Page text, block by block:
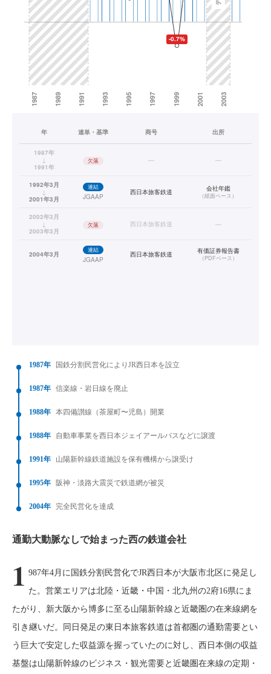
年 連単・基準 商号 出所
1987年
↓
1991年
欠落 — —
1992年3月
↓
2001年3月
連結
JGAAP
西日本旅客鉄道 会社年鑑
（紙面ベース）
2002年3月
↓
2003年3月
欠落 西日本旅客鉄道 —
2004年3月
連結
JGAAP
西日本旅客鉄道 有価証券報告書
（PDFベース）
1987年 国鉄分割民営化によりJR西日本を設立
1987年 信楽線・岩日線を廃止
1988年 本四備讃線（茶屋町〜児島）開業
1988年 自動車事業を西日本ジェイアールバスなどに譲渡
1991年 山陽新幹線鉄道施設を保有機構から譲受け
1995年 阪神・淡路大震災で鉄道網が被災
2004年 完全民営化を達成
通勤大動脈なしで始まった西の鉄道会社
1 987年4月に国鉄分割民営化でJR西日本が大阪市北区に発足し
た。営業エリアは北陸・近畿・中国・北九州の2府16県にま
たがり、新大阪から博多に至る山陽新幹線と近畿圏の在来線網を
引き継いだ。同日発足の東日本旅客鉄道は首都圏の通勤需要とい
う巨大で安定した収益源を握っていたのに対し、西日本側の収益
基盤は山陽新幹線のビジネス・観光需要と近畿圏在来線の定期・